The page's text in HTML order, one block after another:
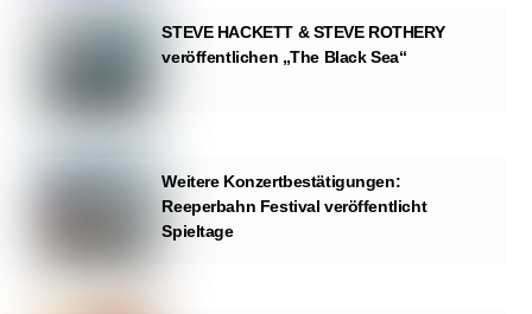
STEVE HACKETT & STEVE ROTHERY
veröffentlichen „The Black Sea“
Weitere Konzertbestätigungen:
Reeperbahn Festival veröffentlicht
Spieltage